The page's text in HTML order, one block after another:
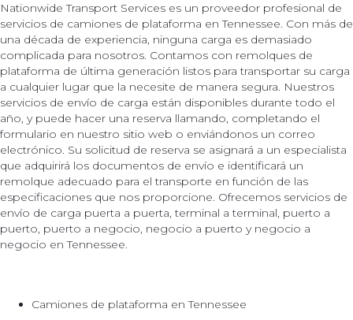
Nationwide Transport Services es un proveedor profesional de
servicios de camiones de plataforma en Tennessee. Con más de
una década de experiencia, ninguna carga es demasiado
complicada para nosotros. Contamos con remolques de
plataforma de última generación listos para transportar su carga
a cualquier lugar que la necesite de manera segura. Nuestros
servicios de envío de carga están disponibles durante todo el
año, y puede hacer una reserva llamando, completando el
formulario en nuestro sitio web o enviándonos un correo
electrónico. Su solicitud de reserva se asignará a un especialista
que adquirirá los documentos de envío e identificará un
remolque adecuado para el transporte en función de las
especificaciones que nos proporcione. Ofrecemos servicios de
envío de carga puerta a puerta, terminal a terminal, puerto a
puerto, puerto a negocio, negocio a puerto y negocio a
negocio en Tennessee.
Camiones de plataforma en Tennessee